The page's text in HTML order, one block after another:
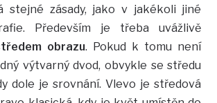
stejné zásady, jako v jakékoli jiné
Především je třeba uvážlivě
obrazu. Pokud k tomu není
výtvarný dvod, obvykle se středu
dole je srovnání. Vlevo je středová